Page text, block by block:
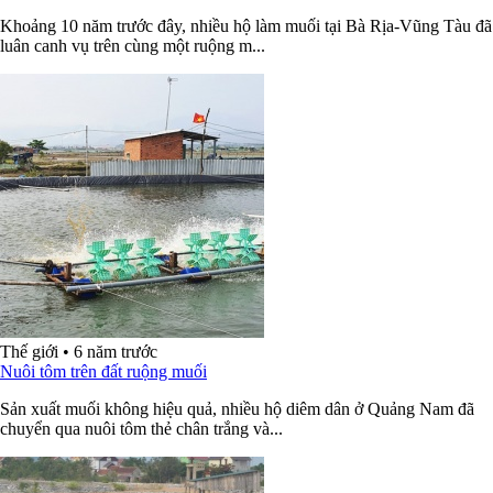
Khoảng 10 năm trước đây, nhiều hộ làm muối tại Bà Rịa-Vũng Tàu đã
luân canh vụ trên cùng một ruộng m...
Thế giới • 6 năm trước
Nuôi tôm trên đất ruộng muối
Sản xuất muối không hiệu quả, nhiều hộ diêm dân ở Quảng Nam đã
chuyển qua nuôi tôm thẻ chân trắng và...